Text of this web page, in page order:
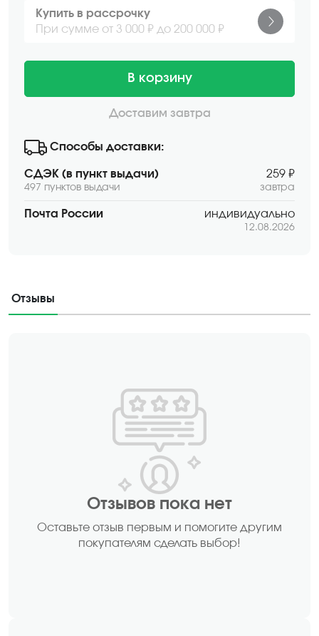
Купить в рассрочку
При сумме от 3 000 ₽ до 200 000 ₽
В корзину
Доставим завтра
Способы доставки:
СДЭК (в пункт выдачи)
497 пунктов выдачи
259 ₽
завтра
Почта России индивидуально
12.08.2026
Отзывы
Отзывов пока нет
Оставьте отзыв первым и помогите другим
покупателям сделать выбор!